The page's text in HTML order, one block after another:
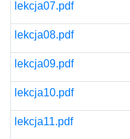
lekcja07.pdf
lekcja08.pdf
lekcja09.pdf
lekcja10.pdf
lekcja11.pdf